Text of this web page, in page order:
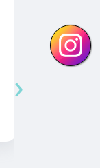
Beatriz
›